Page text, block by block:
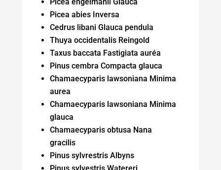
Picea abies Inversa
Cedrus libani Glauca pendula
Thuya occidentalis Reingold
Taxus baccata Fastigiata auréa
Pinus cembra Compacta glauca
Chamaecyparis lawsoniana Minima
aurea
Chamaecyparis lawsoniana Minima
glauca
Chamaecyparis obtusa Nana
gracilis
Pinus sylvrestris Albyns
Pinus sylvestris Watereri